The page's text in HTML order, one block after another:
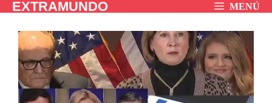
Saltar
contenido
EXTRAMUNDO MENÚ